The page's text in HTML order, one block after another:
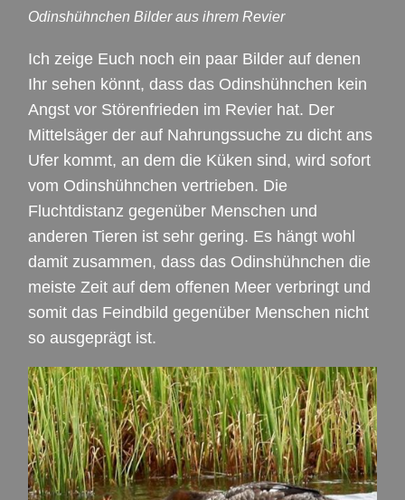
Odinshühnchen Bilder aus ihrem Revier
Ich zeige Euch noch ein paar Bilder auf denen
Ihr sehen könnt, dass das Odinshühnchen kein
Angst vor Störenfrieden im Revier hat. Der
Mittelsäger der auf Nahrungssuche zu dicht ans
Ufer kommt, an dem die Küken sind, wird sofort
vom Odinshühnchen vertrieben. Die
Fluchtdistanz gegenüber Menschen und
anderen Tieren ist sehr gering. Es hängt wohl
damit zusammen, dass das Odinshühnchen die
meiste Zeit auf dem offenen Meer verbringt und
somit das Feindbild gegenüber Menschen nicht
so ausgeprägt ist.